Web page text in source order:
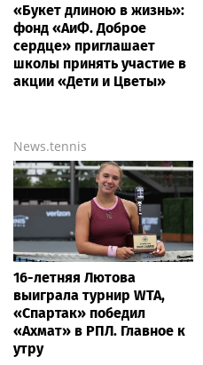
«Букет длиною в жизнь»:
фонд «АиФ. Доброе
сердце» приглашает
школы принять участие в
акции «Дети и Цветы»
News.tennis
16-летняя Лютова
выиграла турнир WTA,
«Спартак» победил
«Ахмат» в РПЛ. Главное к
утру